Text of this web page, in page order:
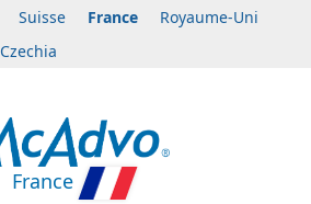
Suisse France
Royaume-Uni
Czechia
France